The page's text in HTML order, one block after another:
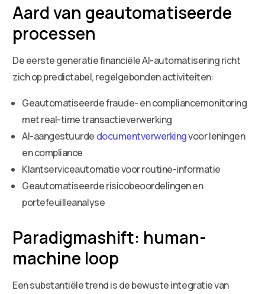
Aard van geautomatiseerde
processen
De eerste generatie financiële AI-automatisering richt
zich op predictabel, regelgebonden activiteiten:
Geautomatiseerde fraude- en compliancemonitoring
met real-time transactieverwerking
AI-aangestuurde documentverwerkingvoor leningen
en compliance
Klantserviceautomatie voor routine-informatie
Geautomatiseerde risicobeoordelingen en
portefeuilleanalyse
Paradigmashift: human-
machine loop
Een substantiële trend is de bewuste integratie van